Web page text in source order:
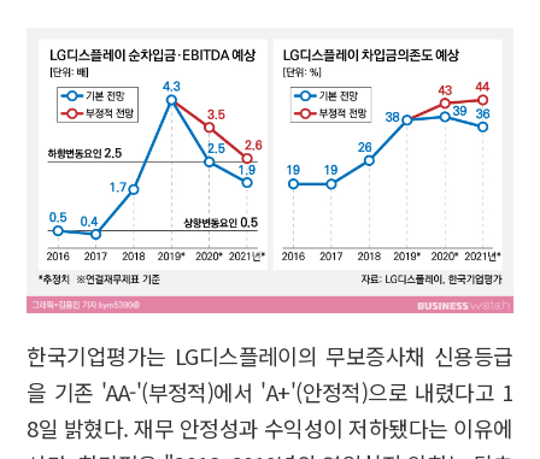
한국기업평가는 LG디스플레이의 무보증사채 신용등급
을 기존 'AA-'(부정적)에서 'A+'(안정적)으로 내렸다고 1
8일 밝혔다. 재무 안정성과 수익성이 저하됐다는 이유에